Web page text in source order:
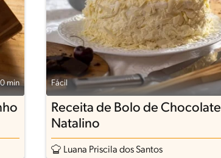
min Fácil
Receita de Bolo de Chocolate
Natalino
Luana Priscila dos Santos